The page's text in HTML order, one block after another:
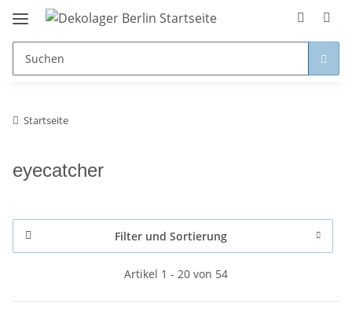
Startseite
eyecatcher
Filter und Sortierung
Artikel 1 - 20 von 54